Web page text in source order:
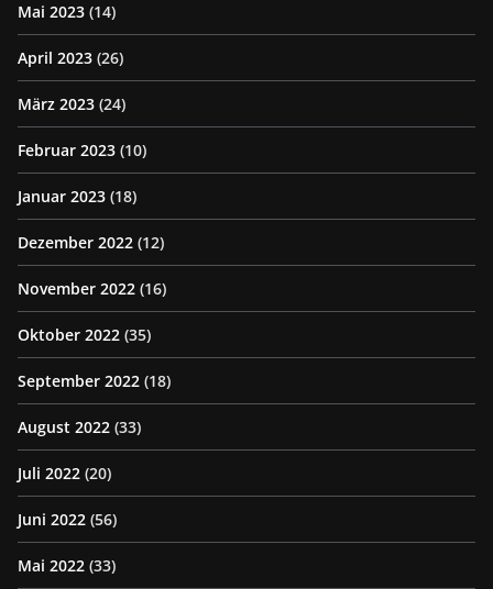
Mai 2023 (14)
April 2023 (26)
März 2023 (24)
Februar 2023 (10)
Januar 2023 (18)
Dezember 2022 (12)
November 2022 (16)
Oktober 2022 (35)
September 2022 (18)
August 2022 (33)
Juli 2022 (20)
Juni 2022 (56)
Mai 2022 (33)